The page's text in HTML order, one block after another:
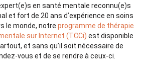
en santé mentale reconnu(e)s
et fort de 20 ans d’expérience en soins
le monde, notre programme de thérapie
sur Internet (TCCi) est disponible
et sans qu’il soit nécessaire de
vous et de se rendre à ceux-ci.